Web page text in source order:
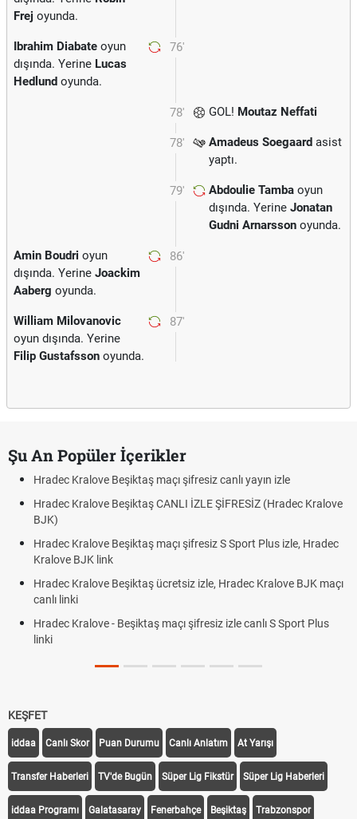
Frej oyunda.
76'
Ibrahim Diabate oyun
dışında. Yerine Lucas
Hedlund oyunda.
78' GOL! Moutaz Neffati
78' Amadeus Soegaard asist
yaptı.
79' Abdoulie Tamba oyun
dışında. Yerine Jonatan
Gudni Arnarsson oyunda.
86'
Amin Boudri oyun
dışında. Yerine Joackim
Aaberg oyunda.
87'
William Milovanovic
oyun dışında. Yerine
Filip Gustafsson oyunda.
Şu An Popüler İçerikler
Hradec Kralove Beşiktaş maçı şifresiz canlı yayın izle
Hradec Kralove Beşiktaş CANLI İZLE ŞİFRESİZ (Hradec Kralove
BJK)
Hradec Kralove Beşiktaş maçı şifresiz S Sport Plus izle, Hradec
Kralove BJK link
Hradec Kralove Beşiktaş ücretsiz izle, Hradec Kralove BJK maçı
canlı linki
Hradec Kralove - Beşiktaş maçı şifresiz izle canlı S Sport Plus
linki
KEŞFET
iddaa Canlı Skor Puan Durumu Canlı Anlatım At Yarışı
Transfer Haberleri TV'de Bugün Süper Lig Fikstür Süper Lig Haberleri
iddaa Programı Galatasaray Fenerbahçe Beşiktaş Trabzonspor